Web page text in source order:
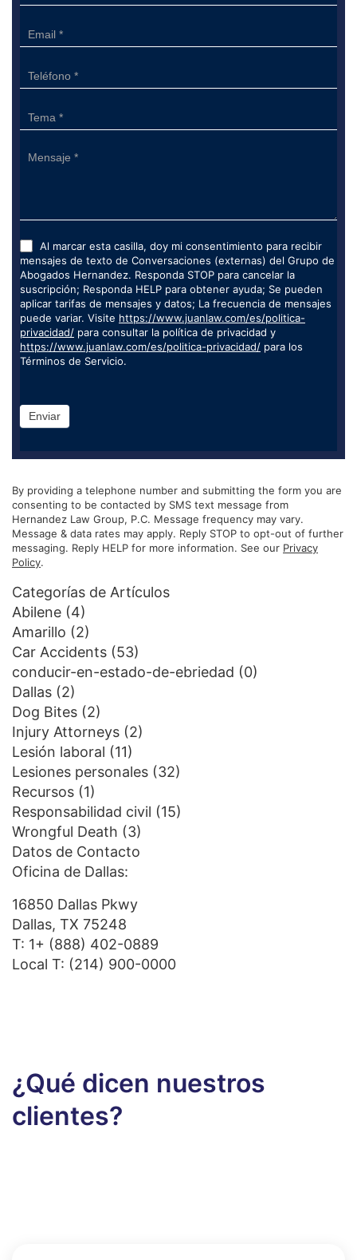
Form
Al marcar esta casilla, doy mi consentimiento para recibir
mensajes de texto de Conversaciones (externas) del Grupo de
Abogados Hernandez. Responda STOP para cancelar la
suscripción; Responda HELP para obtener ayuda; Se pueden
aplicar tarifas de mensajes y datos; La frecuencia de mensajes
puede variar. Visite https://www.juanlaw.com/es/politica-
privacidad/ para consultar la política de privacidad y
https://www.juanlaw.com/es/politica-privacidad/ para los
Términos de Servicio.
Enviar
By providing a telephone number and submitting the form you are
consenting to be contacted by SMS text message from
Hernandez Law Group, P.C. Message frequency may vary.
Message & data rates may apply. Reply STOP to opt-out of further
messaging. Reply HELP for more information. See our Privacy
Policy.
Categorías de Artículos
Abilene (4)
Amarillo (2)
Car Accidents (53)
conducir-en-estado-de-ebriedad (0)
Dallas (2)
Dog Bites (2)
Injury Attorneys (2)
Lesión laboral (11)
Lesiones personales (32)
Recursos (1)
Responsabilidad civil (15)
Wrongful Death (3)
Datos de Contacto
Oficina de Dallas:
16850 Dallas Pkwy
Dallas, TX 75248
T: 1+ (888) 402-0889
Local T: (214) 900-0000
¿Qué dicen nuestros
clientes?